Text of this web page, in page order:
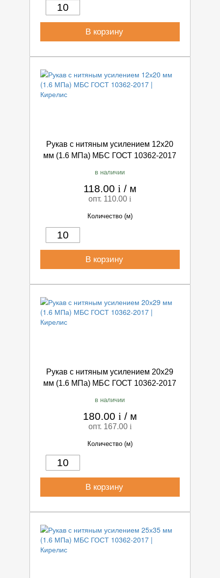
В корзину
Рукав с нитяным усилением 12х20
мм (1.6 МПа) МБС ГОСТ 10362-2017
в наличии
118.00 i / м
опт. 110.00i
Количество (м)
В корзину
Рукав с нитяным усилением 20х29
мм (1.6 МПа) МБС ГОСТ 10362-2017
в наличии
180.00 i / м
опт. 167.00 i
Количество (м)
В корзину